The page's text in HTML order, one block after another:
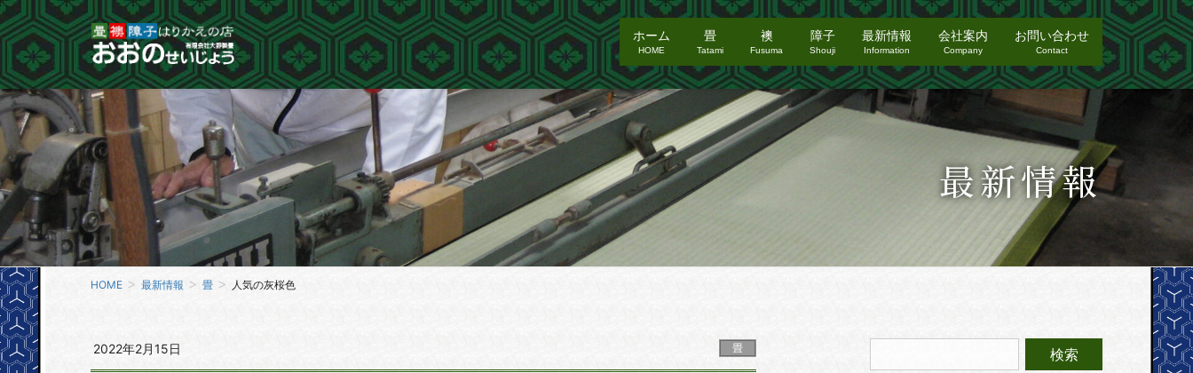
ホーム
HOME
畳
Tatami
襖
Fusuma
障子
Shouji
最新情報
Information
会社案内
Company
お問い合わせ
Contact
最新情報
HOME 最新情報 畳 人気の灰桜色
2022年2月15日 畳